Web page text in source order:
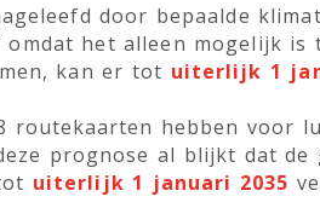
door bepaalde
het alleen mogelijk is
kan er tot uiterlijk 1
routekaarten hebben voor
prognose al blijkt dat de
uiterlijk 1 januari 2035